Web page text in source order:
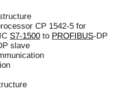
CP 1542-5 for
S7-1500 to PROFIBUS-DP
slave